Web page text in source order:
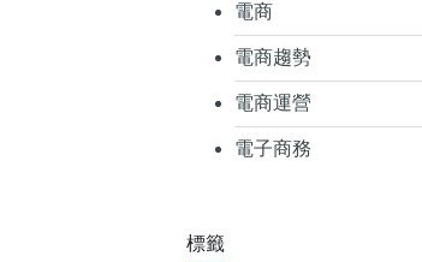
電商
電商趨勢
電商運營
電子商務
標籤